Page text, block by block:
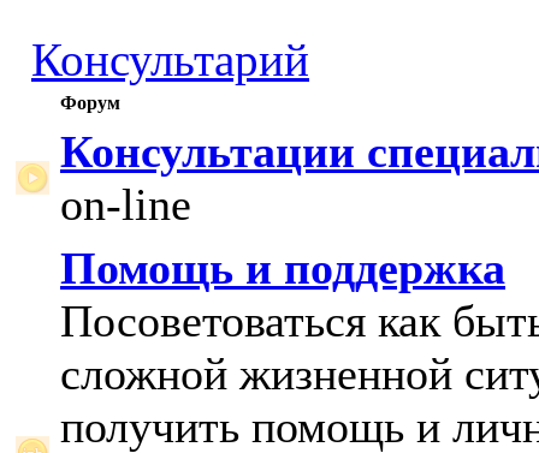
Консультарий
Форум
Консультации
on-line
Помощь и поддержка
Посоветоваться как
сложной жизненной
получить помощь и